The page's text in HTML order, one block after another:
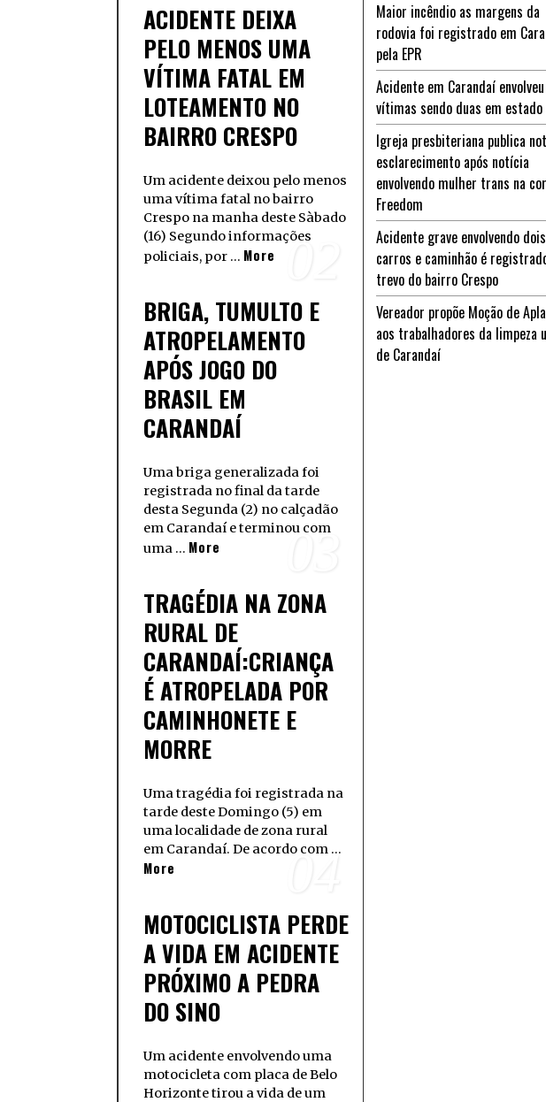
ACIDENTE DEIXA
PELO MENOS UMA
VÍTIMA FATAL EM
LOTEAMENTO NO
BAIRRO CRESPO
Um acidente deixou pelo menos
uma vítima fatal no bairro
Crespo na manha deste Sàbado
(16) Segundo informações
policiais, por … More 02
BRIGA, TUMULTO E
ATROPELAMENTO
APÓS JOGO DO
BRASIL EM
CARANDAÍ
Uma briga generalizada foi
registrada no final da tarde
desta Segunda (2) no calçadão
em Carandaí e terminou com
uma … More 03
TRAGÉDIA NA ZONA
RURAL DE
CARANDAÍ:CRIANÇA
É ATROPELADA POR
CAMINHONETE E
MORRE
Uma tragédia foi registrada na
tarde deste Domingo (5) em
uma localidade de zona rural
em Carandaí. De acordo com …
More 04
MOTOCICLISTA PERDE
A VIDA EM ACIDENTE
PRÓXIMO A PEDRA
DO SINO
Um acidente envolvendo uma
motocicleta com placa de Belo
Horizonte tirou a vida de um
Maior incêndio as margens da
rodovia foi registrado em
pela EPR
Acidente em Carandaí
vítimas sendo duas em estado
Igreja presbiteriana publica
esclarecimento após notícia
envolvendo mulher trans na
Freedom
Acidente grave envolvendo dois
carros e caminhão é
trevo do bairro Crespo
Vereador propõe Moção de
aos trabalhadores da limpeza
de Carandaí